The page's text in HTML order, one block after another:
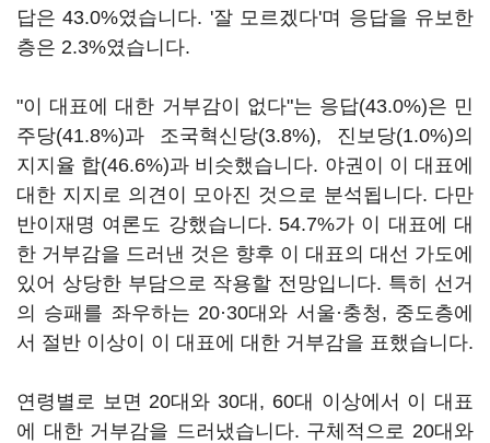
답은 43.0%였습니다. '잘 모르겠다'며 응답을 유보한
층은 2.3%였습니다.
"이 대표에 대한 거부감이 없다"는 응답(43.0%)은 민
주당(41.8%)과 조국혁신당(3.8%), 진보당(1.0%)의
지지율 합(46.6%)과 비슷했습니다. 야권이 이 대표에
대한 지지로 의견이 모아진 것으로 분석됩니다. 다만
반이재명 여론도 강했습니다. 54.7%가 이 대표에 대
한 거부감을 드러낸 것은 향후 이 대표의 대선 가도에
있어 상당한 부담으로 작용할 전망입니다. 특히 선거
의 승패를 좌우하는 20·30대와 서울·충청, 중도층에
서 절반 이상이 이 대표에 대한 거부감을 표했습니다.
연령별로 보면 20대와 30대, 60대 이상에서 이 대표
에 대한 거부감을 드러냈습니다. 구체적으로 20대와